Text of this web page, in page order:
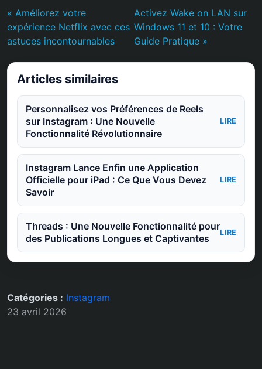
« Améliorez votre
expérience Netflix avec ces
astuces incontournables
Activez Wake on LAN sur
Windows 11 et 10 : Votre
Guide Pratique »
Articles similaires
Personnalisez vos Préférences de Reels
sur Instagram : Une Nouvelle
Fonctionnalité Révolutionnaire
LIRE
Instagram Lance Enfin une Application
Officielle pour iPad : Ce Que Vous Devez
Savoir
LIRE
Threads : Une Nouvelle Fonctionnalité pour
des Publications Longues et Captivantes
LIRE
Catégories : Instagram
23 avril 2026